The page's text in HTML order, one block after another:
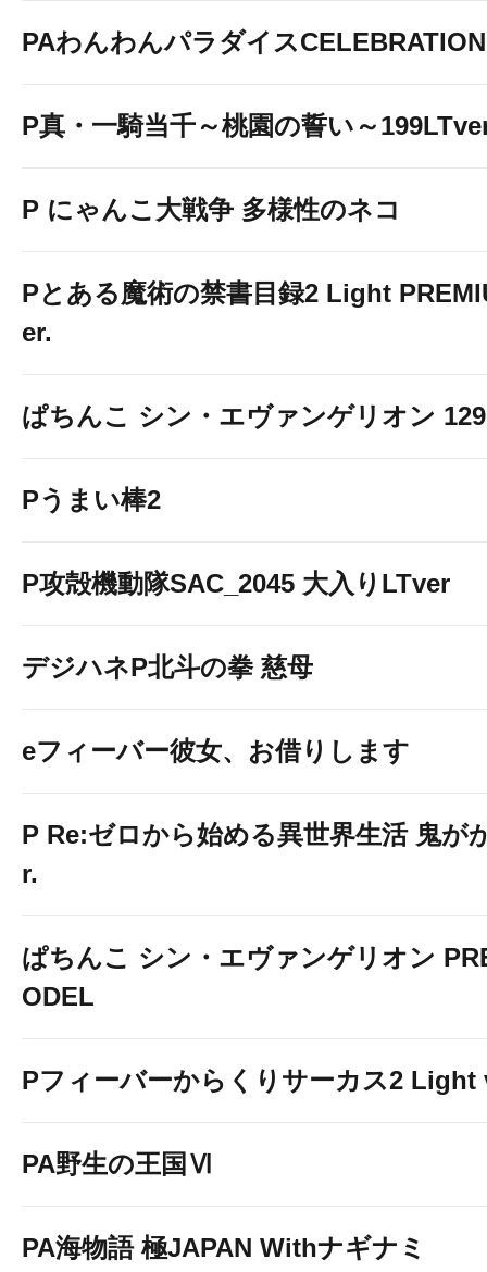
PAわんわんパラダイスCELEBRATION
P真・一騎当千～桃園の誓い～
P にゃんこ大戦争 多様性のネコ
Pとある魔術の禁書目録2 Light
er.
ぱちんこ シン・エヴァンゲリオン
Pうまい棒2
P攻殻機動隊SAC_2045 大入りLTver
デジハネP北斗の拳 慈母
eフィーバー彼女、お借りします
P Re:ゼロから始める異世界生活 鬼が
r.
ぱちんこ シン・エヴァンゲリオン
ODEL
Pフィーバーからくりサーカス2 Light
PA野生の王国Ⅵ
PA海物語 極JAPAN Withナギナミ